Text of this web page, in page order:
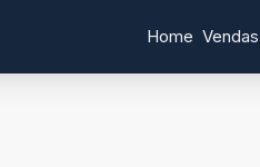
Vendas
Home